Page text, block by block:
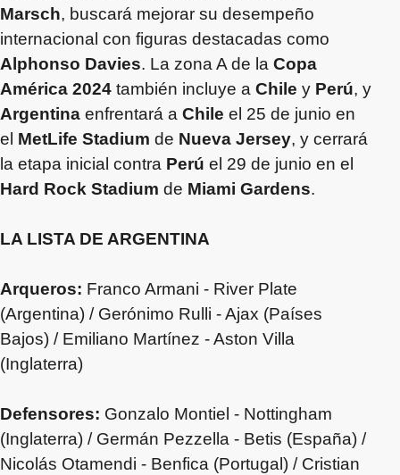
Marsch, buscará mejorar su desempeño
internacional con figuras destacadas como
Alphonso Davies. La zona A de la Copa
América 2024 también incluye a Chile y Perú, y
Argentina enfrentará a Chile el 25 de junio en
el MetLife Stadium de Nueva Jersey, y cerrará
la etapa inicial contra Perú el 29 de junio en el
Hard Rock Stadium de Miami Gardens.
LA LISTA DE ARGENTINA
Arqueros: Franco Armani - River Plate
(Argentina) / Gerónimo Rulli - Ajax (Países
Bajos) / Emiliano Martínez - Aston Villa
(Inglaterra)
Defensores: Gonzalo Montiel - Nottingham
(Inglaterra) / Germán Pezzella - Betis (España) /
Nicolás Otamendi - Benfica (Portugal) / Cristian